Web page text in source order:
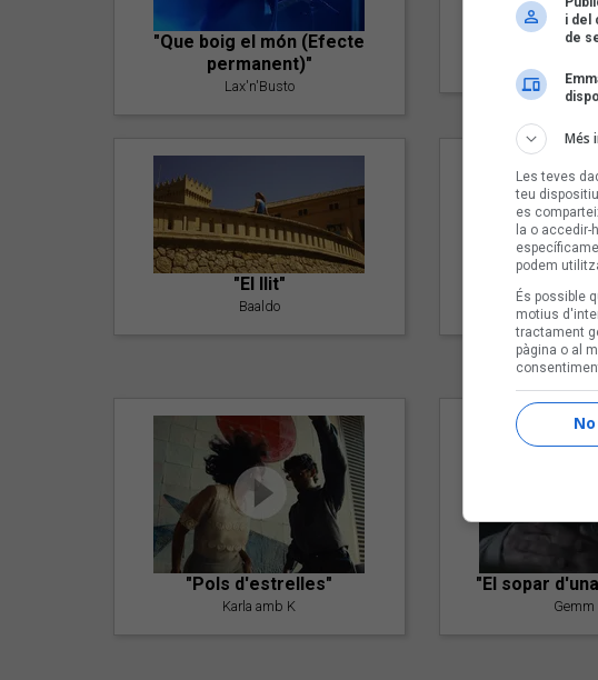
"Que boig el món (Efecte
permanent)"
Lax'n'Busto
"El llit"
Baaldo
"Lo bueno
Carmen y
"Pols d'estrelles"
Karla amb K
"El sopar
Gemm
i del
de
Més
Les teves
teu
es
la o
podem
És possible
motius
tractament
pàgina o al